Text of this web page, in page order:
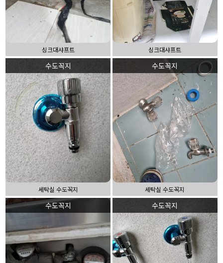
싱크대샤프트 싱크대샤프트
수도꼭지
세탁실 수도꼭지
수도꼭지
세탁실 수도꼭지
수도꼭지 수도꼭지